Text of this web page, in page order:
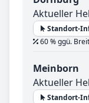
Aktueller
Standort-
60 % ggü.
Meinborn
Aktueller
Standort-